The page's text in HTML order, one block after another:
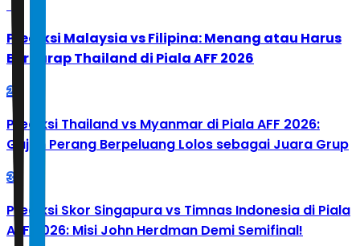
Prediksi Malaysia vs Filipina: Menang atau Harus
Berharap Thailand di Piala AFF 2026
2
Prediksi Thailand vs Myanmar di Piala AFF 2026:
Gajah Perang Berpeluang Lolos sebagai Juara Grup
3
Prediksi Skor Singapura vs Timnas Indonesia di Piala
AFF 2026: Misi John Herdman Demi Semifinal!